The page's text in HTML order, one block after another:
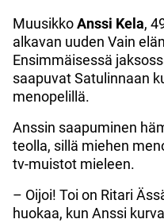
MuusikkoAnssi Kela,
alkavan uuden Vain
Ensimmäisessä
saapuvat Satulinnaan
menopelillä.
Anssin saapuminen
teolla, sillä miehen
tv-muistot mieleen.
– Oijoi! Toi on Ritari
huokaa, kun Anssi